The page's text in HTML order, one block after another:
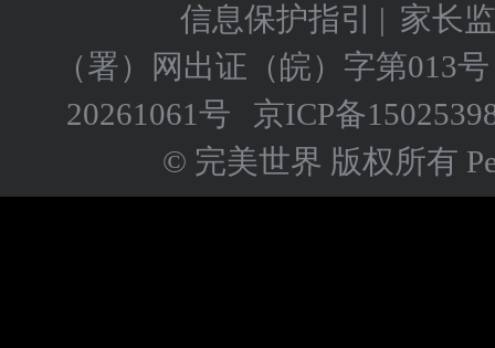
信息保护指引
| 家长
（署）网出证（皖）字第013号
20261061号
京ICP备
© 完美世界 版权所有